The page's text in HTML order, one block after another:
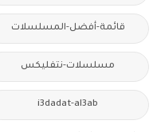
قائمة-أفضل-المسلسلات
مسلسلات-نتفليكس
i3dadat-al3ab